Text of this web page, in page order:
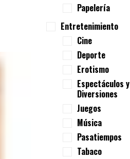
Papelería
Entretenimiento
Cine
Deporte
Erotismo
Espectáculos y
Diversiones
Juegos
Música
Pasatiempos
Tabaco